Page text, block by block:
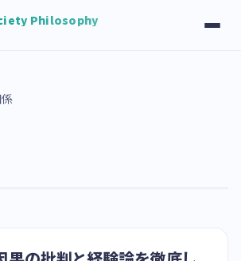
Philosophy